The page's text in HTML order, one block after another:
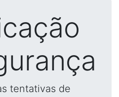
tentativas de